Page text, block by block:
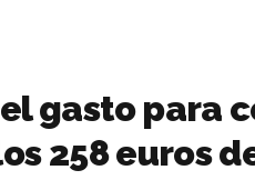
gasto para
258 euros